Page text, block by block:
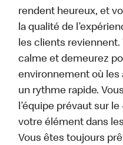
rendent heureux, et
la qualité de
les clients reviennent.
calme et demeurez
environnement où
un rythme rapide.
l’équipe prévaut sur
votre élément dans
Vous êtes toujours